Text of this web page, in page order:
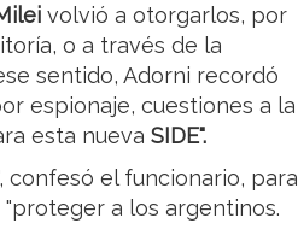
volvió a otorgarlos, por
o a través de la
sentido, Adorni recordó
espionaje, cuestiones a la
esta nueva SIDE".
confesó el funcionario, para
a los argentinos.